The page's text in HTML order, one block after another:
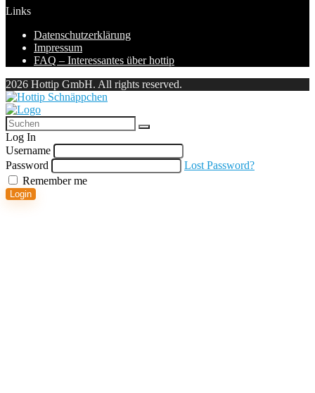
Links
Datenschutzerklärung
Impressum
FAQ – Interessantes über hottip
2026 Hottip GmbH. All rights reserved.
Log In
Username
Password
Lost Password?
Remember me
Login